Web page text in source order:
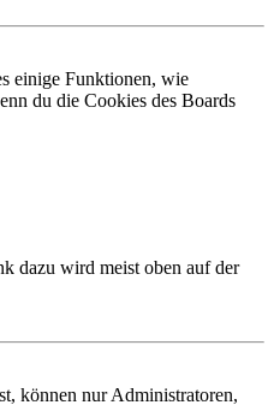
einige Funktionen, wie
du die Cookies des Boards
dazu wird meist oben auf der
können nur Administratoren,